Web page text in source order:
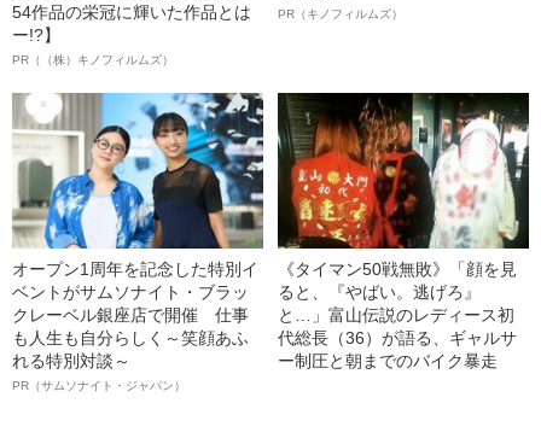
54作品の栄冠に輝いた作品とは
ー!?】
PR（（株）キノフィルムズ）
PR（キノフィルムズ）
オープン1周年を記念した特別イ
ベントがサムソナイト・ブラッ
クレーベル銀座店で開催 仕事
も人生も自分らしく～笑顔あふ
れる特別対談～
PR（サムソナイト・ジャパン）
《タイマン50戦無敗》「顔を見
ると、『やばい。逃げろ』
と…」富山伝説のレディース初
代総長（36）が語る、ギャルサ
ー制圧と朝までのバイク暴走